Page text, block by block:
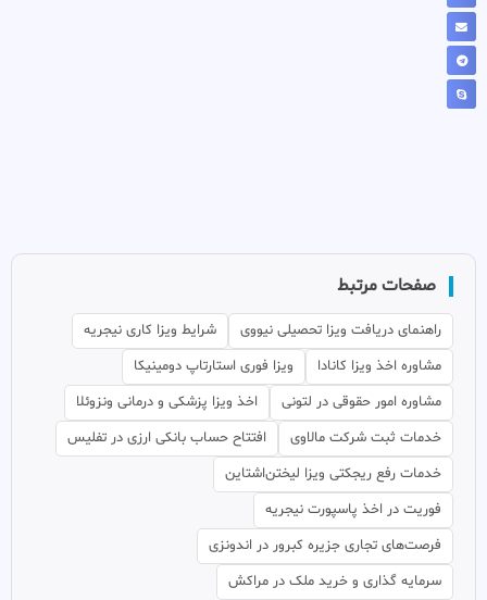
صفحات مرتبط
راهنمای دریافت ویزا تحصیلی نیووی
شرایط ویزا کاری نیجریه
مشاوره اخذ ویزا کانادا
ویزا فوری استارتاپ دومینیکا
مشاوره امور حقوقی در لتونی
اخذ ویزا پزشکی و درمانی ونزوئلا
خدمات ثبت شرکت مالاوی
افتتاح حساب بانکی ارزی در تفلیس
خدمات رفع ریجکتی ویزا لیختن‌اشتاین
فوریت در اخذ پاسپورت نیجریه
فرصت‌های تجاری جزیره کبرور در اندونزی
سرمایه گذاری و خرید ملک در مراکش